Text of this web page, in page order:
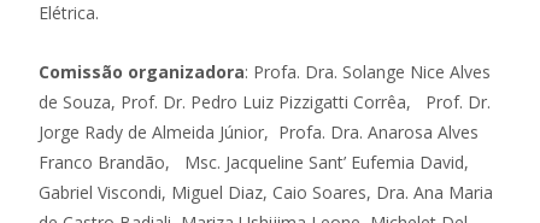
Elétrica.
Comissão organizadora: Profa. Dra. Solange Nice Alves
de Souza, Prof. Dr. Pedro Luiz Pizzigatti Corrêa, Prof. Dr.
Jorge Rady de Almeida Júnior, Profa. Dra. Anarosa Alves
Franco Brandão, Msc. Jacqueline Sant’ Eufemia David,
Gabriel Viscondi, Miguel Diaz, Caio Soares, Dra. Ana Maria